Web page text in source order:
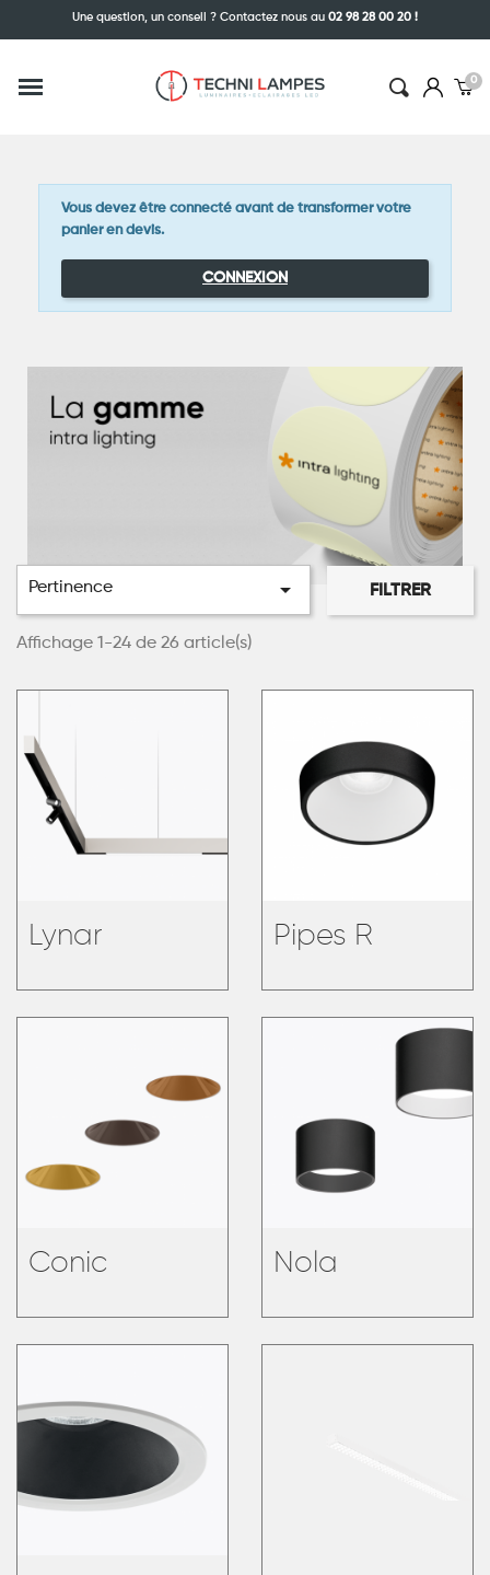
Une question, un conseil ? Contactez nous au 02 98 28 00 20 !
Vous devez être connecté avant de transformer votre
panier en devis.
CONNEXION
Pertinence  FILTRER
Affichage 1-24 de 26 article(s)
Lynar Pipes R
Conic Nola